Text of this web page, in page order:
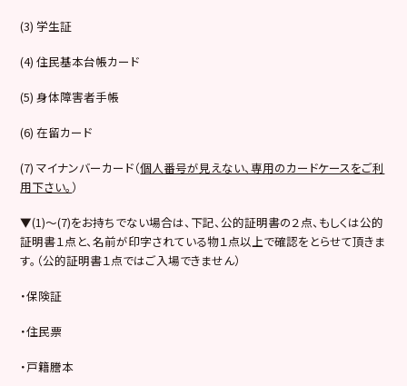
(3) 学生証
(4) 住民基本台帳カード
(5) 身体障害者手帳
(6) 在留カード
(7) マイナンバーカード（個人番号が見えない、専用のカードケースをご利
用下さい。 ）
▼(1)～(7)をお持ちでない場合は、下記、公的証明書の２点、もしくは公的
証明書１点と、名前が印字されている物１点以上で確認をとらせて頂きま
す。（公的証明書１点ではご入場できません）
・保険証
・住民票
・戸籍謄本